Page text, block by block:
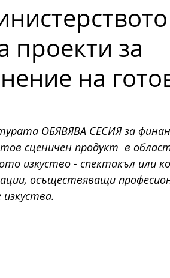
проекти за
на
ОБЯВЯВА СЕСИЯ за
сценичен продукт  в
изкуство - спектакъл или
осъществяващи